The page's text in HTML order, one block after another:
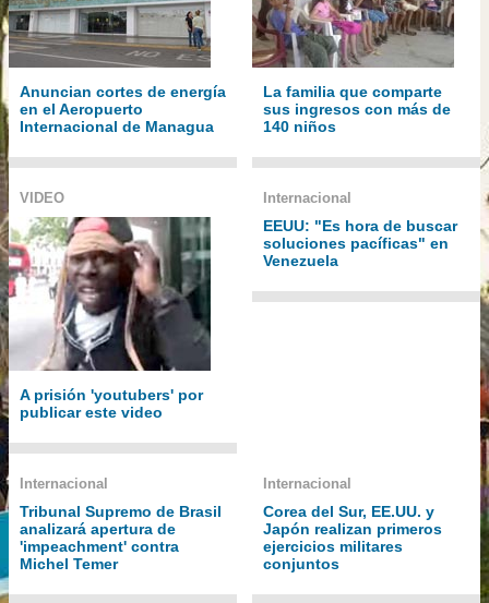
Anuncian cortes de energía
en el Aeropuerto
Internacional de Managua
La familia que comparte
sus ingresos con más de
140 niños
VIDEO
A prisión 'youtubers' por
publicar este video
Internacional
EEUU: "Es hora de buscar
soluciones pacíficas" en
Venezuela
Internacional
Tribunal Supremo de Brasil
analizará apertura de
'impeachment' contra
Michel Temer
Internacional
Corea del Sur, EE.UU. y
Japón realizan primeros
ejercicios militares
conjuntos